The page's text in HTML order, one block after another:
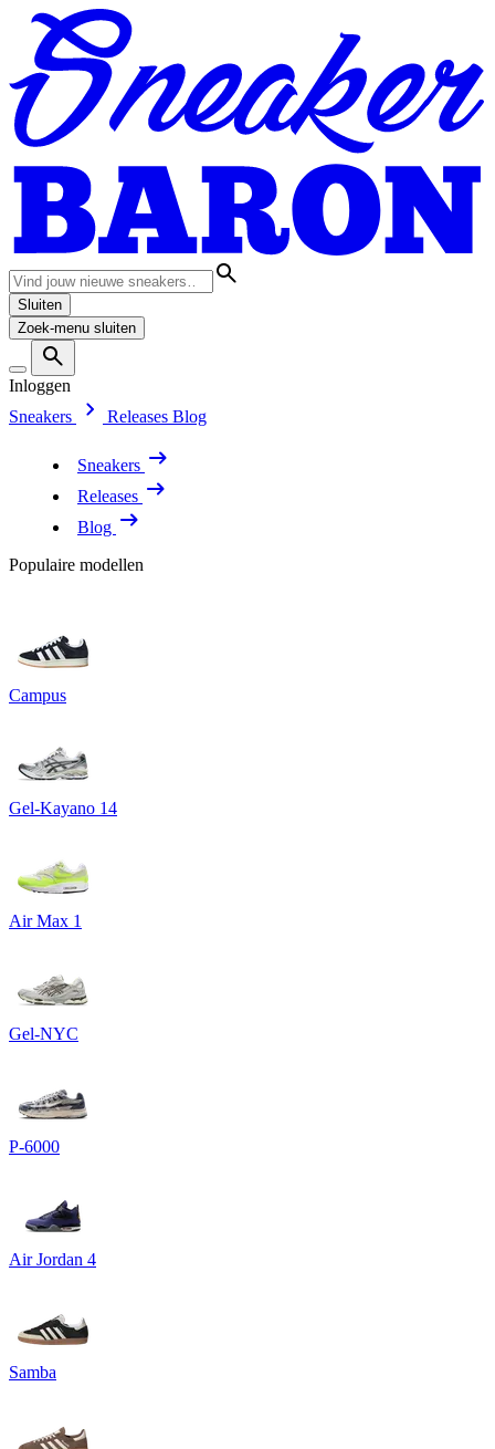
Sluiten
Zoek-menu sluiten
Inloggen
Sneakers
Releases Blog
Sneakers
Releases
Blog
Populaire modellen
Campus
Gel-Kayano 14
Air Max 1
Gel-NYC
P-6000
Air Jordan 4
Samba